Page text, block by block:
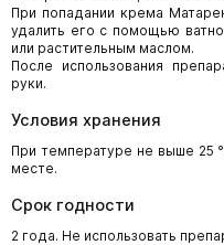
При попадании крема
удалить его с помощью
или растительным маслом.
После использования
руки.
Условия хранения
При температуре не выше 25
месте.
Срок годности
2 года. Не использовать